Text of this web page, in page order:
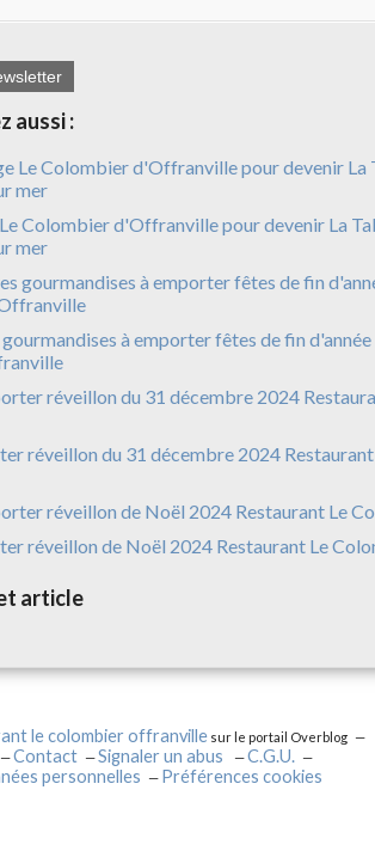
aussi :
Colombier d'Offranville pour devenir La
mer
à emporter fêtes de fin
réveillon du 31 décembre 2024
réveillon de Noël 2024 Restaurant Le
article
le colombier offranville sur le portail Overblog
Contact Signaler un abus
C.G.U.
personnelles
Préférences cookies